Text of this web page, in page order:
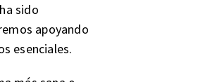
sido
apoyando
esenciales.